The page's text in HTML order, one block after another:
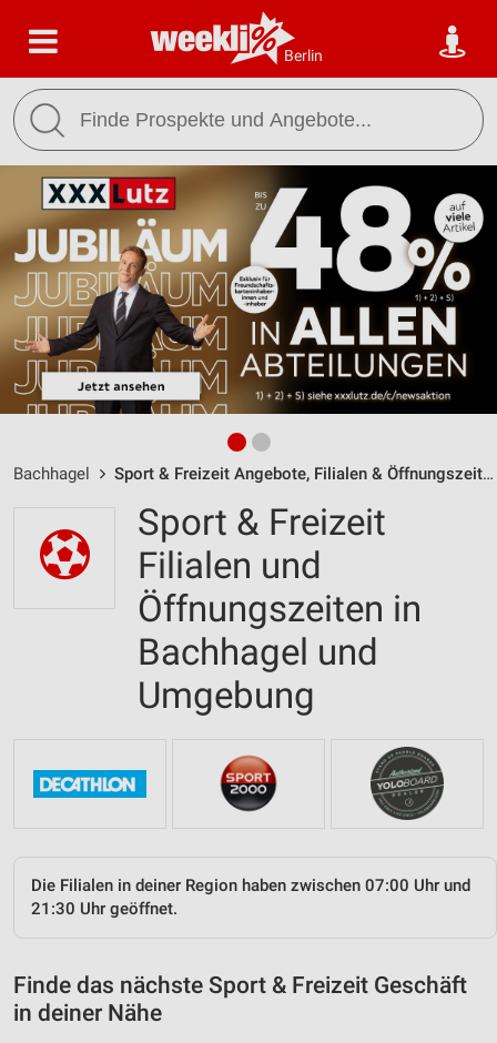
Berlin
Bachhagel Sport & Freizeit Angebote, Filialen & Öffnungszeiten
Sport & Freizeit
Filialen und
Öffnungszeiten in
Bachhagel und
Umgebung
Die Filialen in deiner Region haben zwischen 07:00 Uhr und
21:30 Uhr geöffnet.
Finde das nächste Sport & Freizeit Geschäft
in deiner Nähe